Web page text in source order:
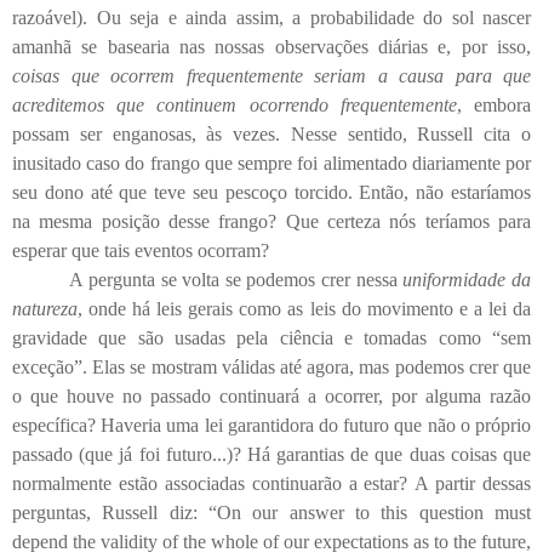
razoável). Ou seja e ainda assim, a probabilidade do sol nascer
amanhã se basearia nas nossas observações diárias e, por isso,
coisas que ocorrem frequentemente seriam a causa para que
acreditemos que continuem ocorrendo frequentemente, embora
possam ser enganosas, às vezes. Nesse sentido, Russell cita o
inusitado caso do frango que sempre foi alimentado diariamente por
seu dono até que teve seu pescoço torcido. Então, não estaríamos
na mesma posição desse frango? Que certeza nós teríamos para
esperar que tais eventos ocorram?
A pergunta se volta se podemos crer nessauniformidade da
natureza, onde há leis gerais como as leis do movimento e a lei da
gravidade que são usadas pela ciência e tomadas como “sem
exceção”. Elas se mostram válidas até agora, mas podemos crer que
o que houve no passado continuará a ocorrer, por alguma razão
específica? Haveria uma lei garantidora do futuro que não o próprio
passado (que já foi futuro...)? Há garantias de que duas coisas que
normalmente estão associadas continuarão a estar? A partir dessas
perguntas, Russell diz: “On our answer to this question must
depend the validity of the whole of our expectations as to the future,